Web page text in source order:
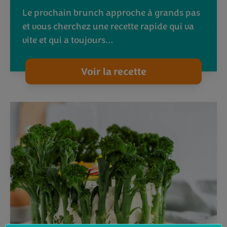
Le prochain brunch approche à grands pas
et vous cherchez une recette rapide qui va
vite et qui a toujours…
Voir la recette